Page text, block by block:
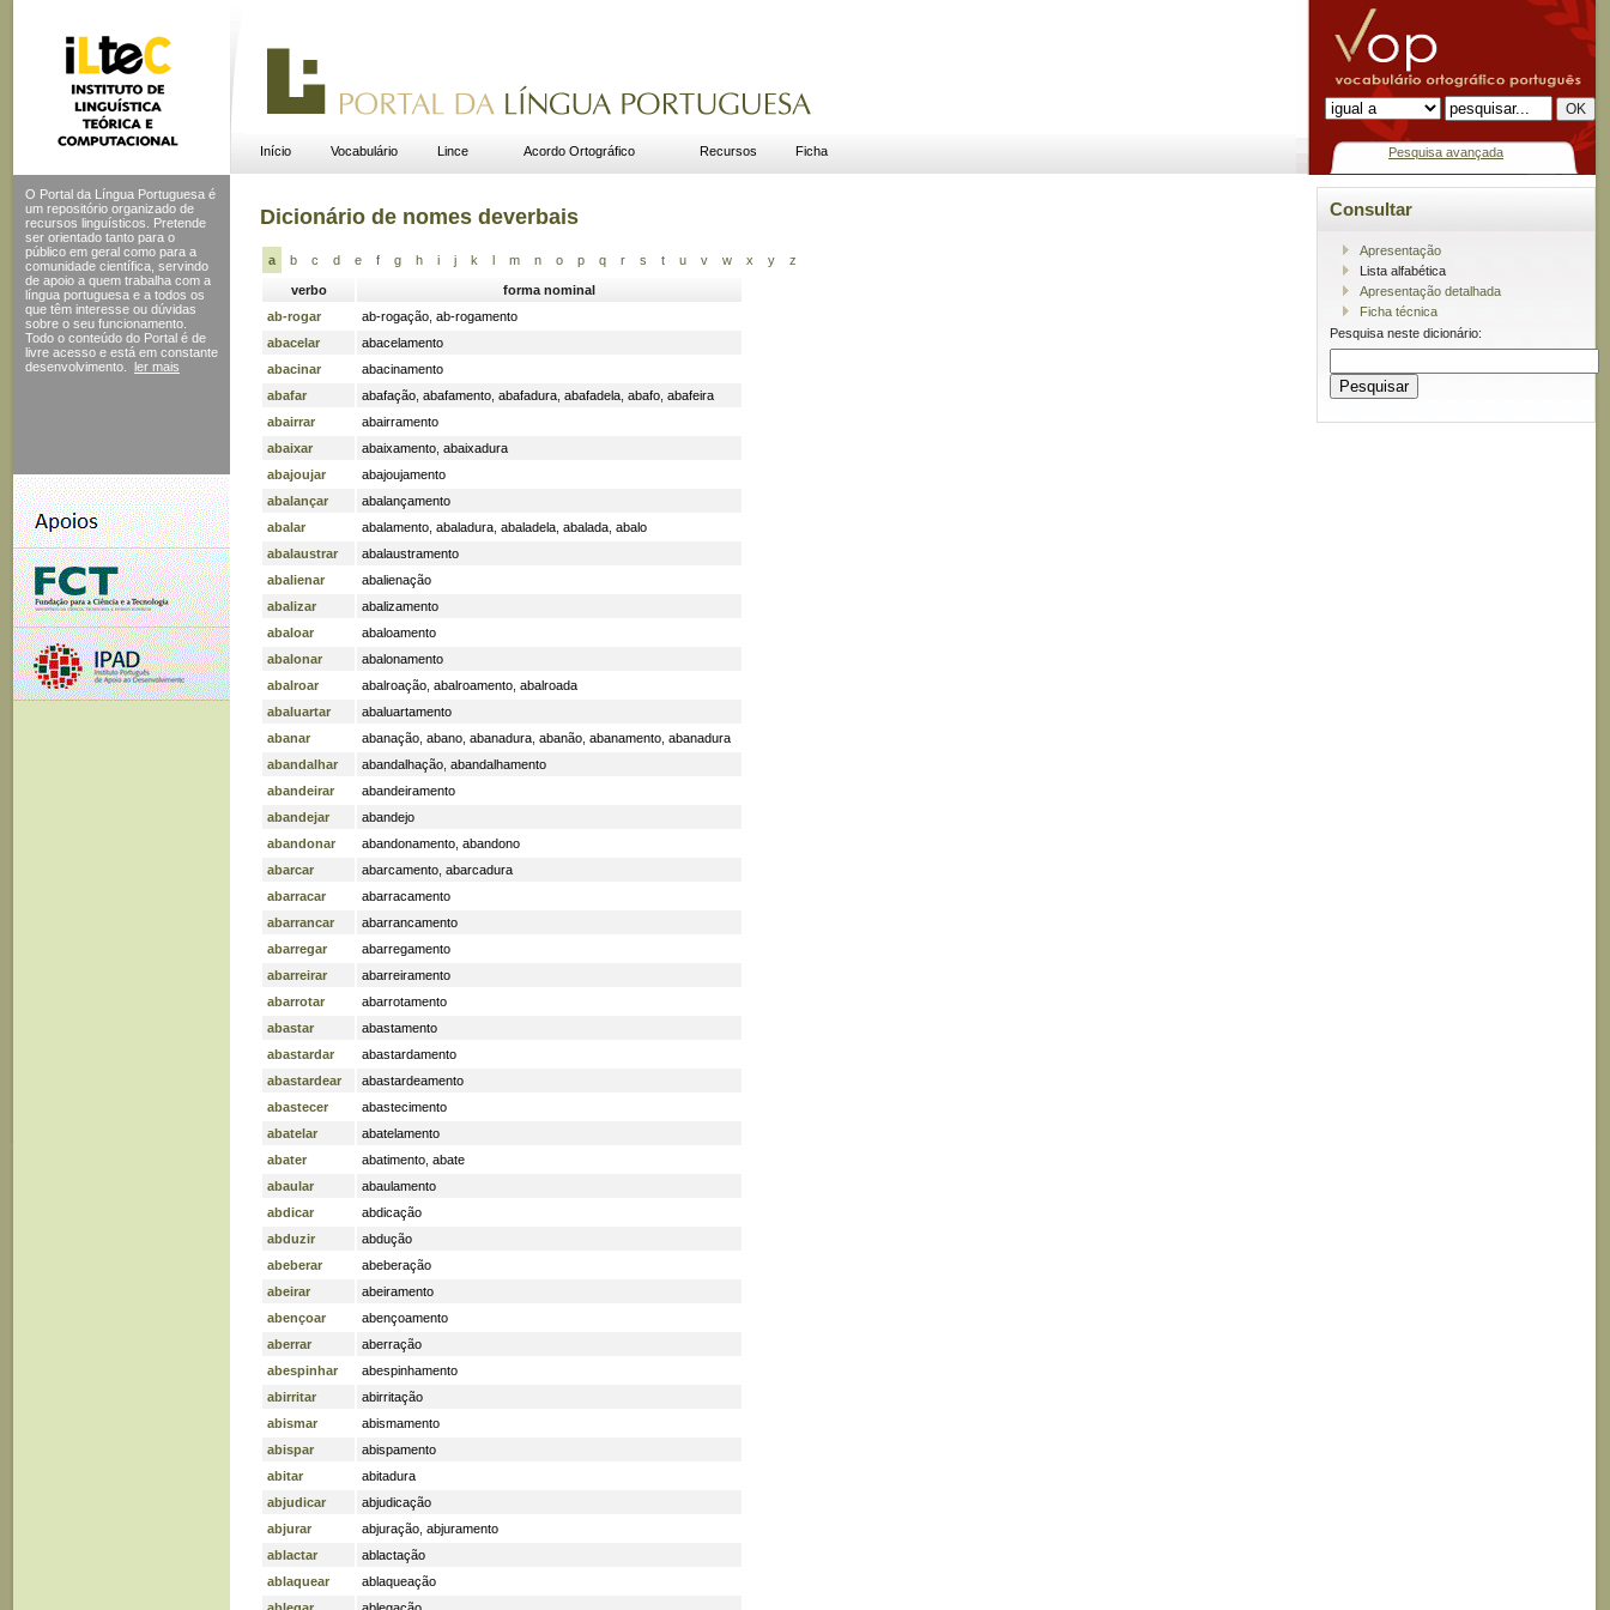
Início Vocabulário Lince Acordo Ortográfico Recursos Ficha Pesquisa avançada
O Portal da Língua Portuguesa é
um repositório organizado de
recursos linguísticos. Pretende
ser orientado tanto para o
público em geral como para a
comunidade científica, servindo
de apoio a quem trabalha com a
língua portuguesa e a todos os
que têm interesse ou dúvidas
sobre o seu funcionamento.
Todo o conteúdo do Portal é de
livre acesso e está em constante
desenvolvimento.
ler mais
Dicionário de nomes deverbais
a b c d e f g h i j k l m n o p q r s t u v w x y z
verbo
forma nominal
ab-rogar
ab-rogação ab-rogamento
abacelar
abacelamento
abacinar
abacinamento
abafar
abafação abafamento abafadura abafadela abafo abafeira
abairrar
abairramento
abaixar
abaixamento abaixadura
abajoujar
abajoujamento
abalançar
abalançamento
abalar
abalamento abaladura abaladela abalada abalo
abalaustrar
abalaustramento
abalienar
abalienação
abalizar
abalizamento
abaloar
abaloamento
abalonar
abalonamento
abalroar
abalroação abalroamento abalroada
abaluartar
abaluartamento
abanar
abanação abano abanadura abanão abanamento abanadura
abandalhar
abandalhação abandalhamento
abandeirar
abandeiramento
abandejar
abandejo
abandonar
abandonamento abandono
abarcar
abarcamento abarcadura
abarracar
abarracamento
abarrancar
abarrancamento
abarregar
abarregamento
abarreirar
abarreiramento
abarrotar
abarrotamento
abastar
abastamento
abastardar
abastardamento
abastardear
abastardeamento
abastecer
abastecimento
abatelar
abatelamento
abater
abatimento abate
abaular
abaulamento
abdicar
abdicação
abduzir
abdução
abeberar
abeberação
abeirar
abeiramento
abençoar
abençoamento
aberrar
aberração
abespinhar
abespinhamento
abirritar
abirritação
abismar
abismamento
abispar
abispamento
abitar
abitadura
abjudicar
abjudicação
abjurar
abjuração abjuramento
ablactar
ablactação
ablaquear
ablaqueação
Consultar
Apresentação
Lista alfabética
Apresentação detalhada
Ficha técnica
Pesquisa neste dicionário: